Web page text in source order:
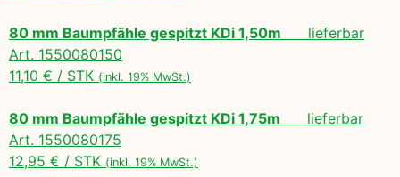
80 mm Baumpfähle gespitzt KDi 1,50m lieferbar
Art. 1550080150
11,10 € / STK (inkl. 19% MwSt.)
80 mm Baumpfähle gespitzt KDi 1,75m lieferbar
Art. 1550080175
12,95 € / STK (inkl. 19% MwSt.)